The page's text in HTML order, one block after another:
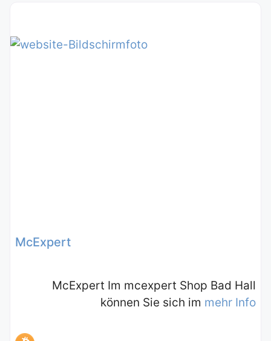
McExpert
McExpert Im mcexpert Shop Bad Hall
können Sie sich im mehr Info